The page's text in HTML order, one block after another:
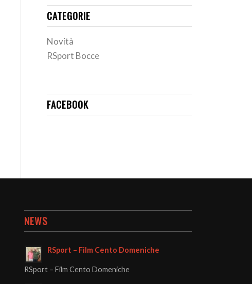
CATEGORIE
Novità
RSport Bocce
FACEBOOK
NEWS
RSport – Film Cento Domeniche
RSport – Film Cento Domeniche